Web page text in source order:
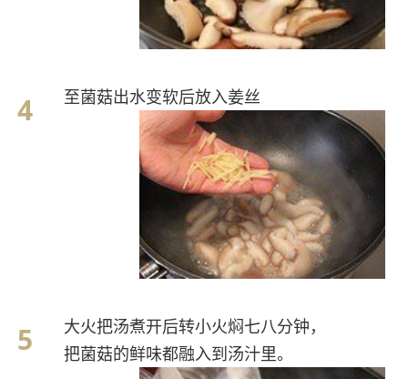
至菌菇出水变软后放入姜丝
大火把汤煮开后转小火焖七八分钟，
把菌菇的鲜味都融入到汤汁里。